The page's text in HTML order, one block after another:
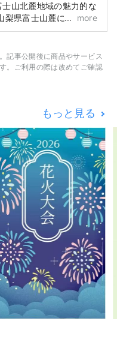
山北麓地域の魅力的な
山の北側に位置し、
豊かな地域です。 世
構成資産には、「北口
春は富士山と桜と五重
楽しむことができる「新
河口湖ハーブフェスティ
「大石公園」、秋は富
河口湖もみじ回廊」、冬
正面にスキーやスノーボ
んスノーリゾート」な
があります。 また近
中でトレッキングやサ
ィビティやキャンプな
社はこの富
に、富士山の自然を活
ーク「富士すばるラン
ふじざくら命水」を使
のクラフトビール「富
麓地下1000ｍから汲
眺望の湯ゆらり」、ダ
の前にスキー・スノー
more
記事公開後に商品やサービス
。ご利用の際は改めてご確認
もっと見る